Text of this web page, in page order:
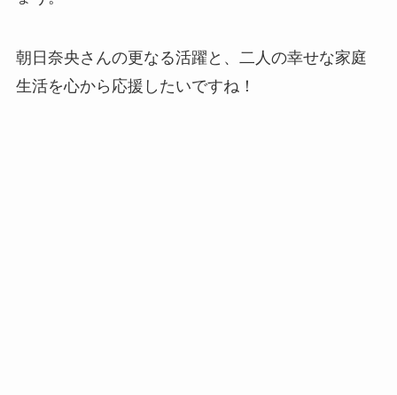
朝日奈央さんの更なる活躍と、二人の幸せな家庭
生活を心から応援したいですね！